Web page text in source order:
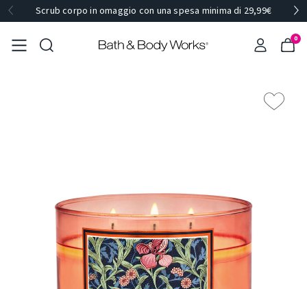
Scrub corpo in omaggio con una spesa minima di 29,99€
0